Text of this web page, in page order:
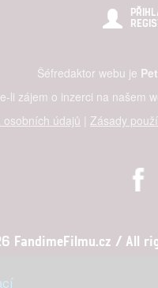
Šéfredaktor webu je
li zájem o inzerci na našem
osobních údajů | Zásady
FandimeFilmu.cz / All